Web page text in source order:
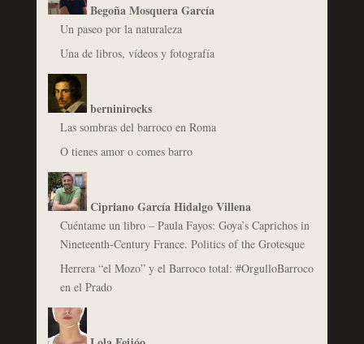
Begoña Mosquera García
Un paseo por la naturaleza
Una de libros, vídeos y fotografía
berninirocks
Las sombras del barroco en Roma
O tienes amor o comes barro
Cipriano García Hidalgo Villena
Cuéntame un libro – Paula Fayos: Goya’s Caprichos in
Nineteenth-Century France. Politics of the Grotesque
Herrera “el Mozo” y el Barroco total: #OrgulloBarroco
en el Prado